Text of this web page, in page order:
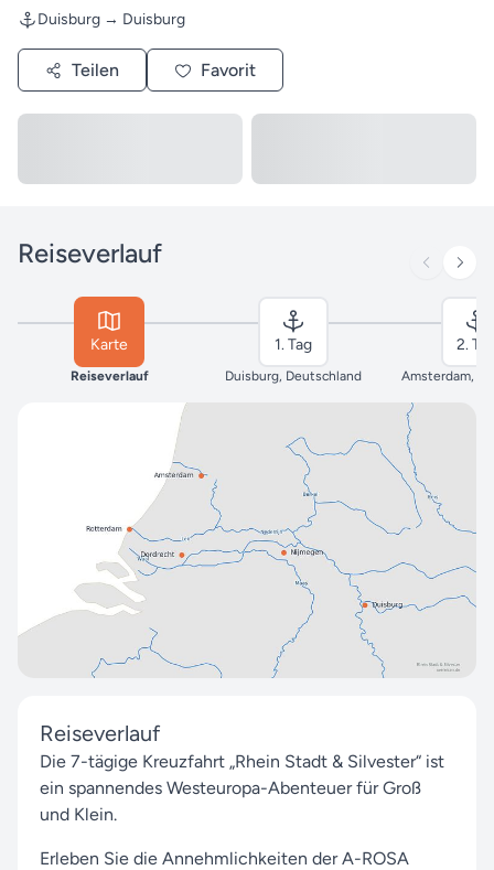
Duisburg → Duisburg
Teilen Favorit
Reiseverlauf
Karte
Reiseverlauf
1. Tag
Duisburg, Deutschland
2.
Amsterdam,
Reiseverlauf
Die 7-tägige Kreuzfahrt „Rhein Stadt & Silvester“ ist
ein spannendes Westeuropa-Abenteuer für Groß
und Klein.
Erleben Sie die Annehmlichkeiten der A-ROSA